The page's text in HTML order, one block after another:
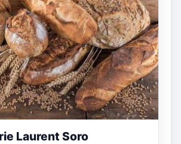
Laurent Soro